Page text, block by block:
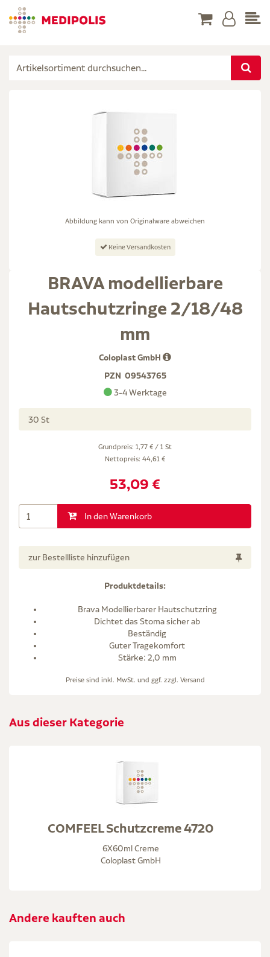
Abbildung kann von Originalware abweichen
Keine Versandkosten
BRAVA modellierbare
Hautschutzringe 2/18/48
mm
Coloplast GmbH
PZN 09543765
3-4 Werktage
30 St
Grundpreis: 1,77 € / 1 St
Nettopreis: 44,61 €
53,09 €
In den Warenkorb
zur Bestellliste hinzufügen
Produktdetails:
Brava Modellierbarer Hautschutzring
Dichtet das Stoma sicher ab
Beständig
Guter Tragekomfort
Stärke: 2,0 mm
Preise sind inkl. MwSt. und ggf. zzgl. Versand
Aus dieser Kategorie
COMFEEL Schutzcreme 4720
6X60ml Creme
Coloplast GmbH
Andere kauften auch